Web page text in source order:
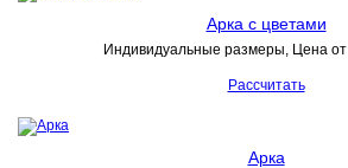
Арка с цветами
Индивидуальные размеры, Цена от
Рассчитать
Арка